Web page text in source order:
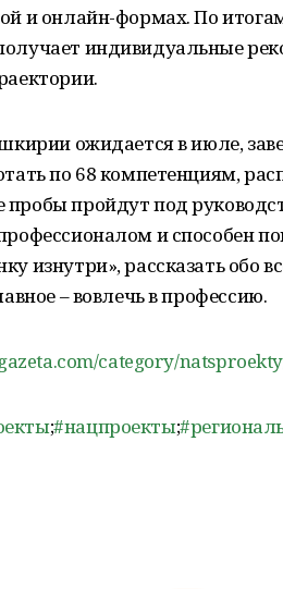
и онлайн-формах. По
индивидуальные
ожидается в июле,
по 68 компетенциям,
пройдут под
и способен
изнутри», рассказать обо
– вовлечь в профессию.
category/
;#нацпроекты;